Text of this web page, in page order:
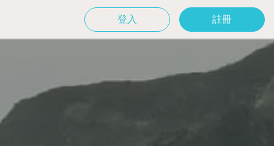
登入 註冊